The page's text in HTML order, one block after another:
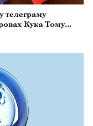
телеграму
Кука Тому